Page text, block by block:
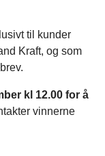
til kunder
Kraft, og som
kl 12.00 for å
vinnerne